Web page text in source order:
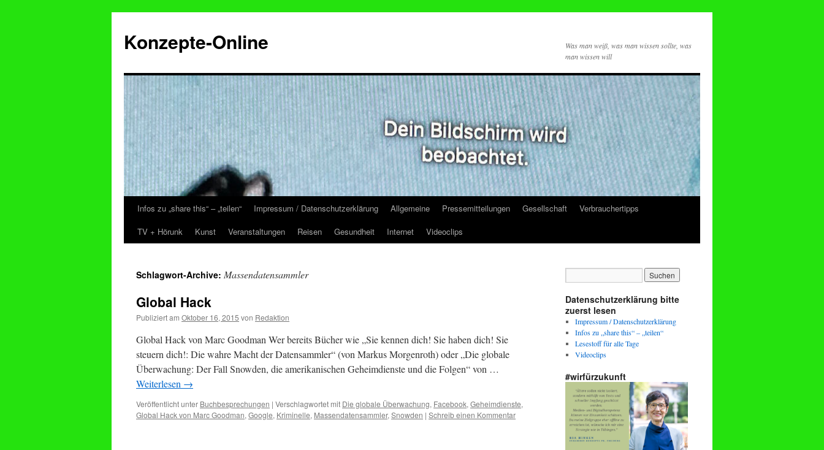
Konzepte-Online
Was man weiß, was man wissen sollte, was
man wissen will
Zum
Inhalt
Infos zu „share this“ – „teilen“ Impressum / Datenschutzerklärung Allgemeine Pressemitteilungen Gesellschaft
Verbrauchertipps
TV + Hörunk
Kunst Veranstaltungen Reisen Gesundheit Internet Videoclips
Schlagwort-Archive: Massendatensammler
Global Hack
Publiziert am Oktober 16, 2015 von Redaktion
Global Hack von Marc Goodman Wer bereits Bücher wie „Sie kennen dich! Sie haben dich! Sie
steuern dich!: Die wahre Macht der Datensammler“ (von Markus Morgenroth) oder „Die globale
Überwachung: Der Fall Snowden, die amerikanischen Geheimdienste und die Folgen“ von …
Weiterlesen →
Veröffentlicht unter Buchbesprechungen | Verschlagwortet mit Die globale Überwachung, Facebook, Geheimdienste,
Global Hack von Marc Goodman, Google, Kriminelle, Massendatensammler, Snowden | Schreib einen Kommentar
Datenschutzerklärung bitte
zuerst lesen
Impressum / Datenschutzerklärung
Infos zu „share this“ – „teilen“
Lesestoff für alle Tage
Videoclips
#wirfürzukunft